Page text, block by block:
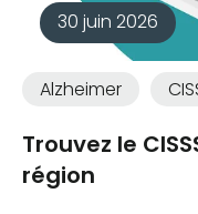
30 juin 2026
Alzheimer
Trouvez le
région